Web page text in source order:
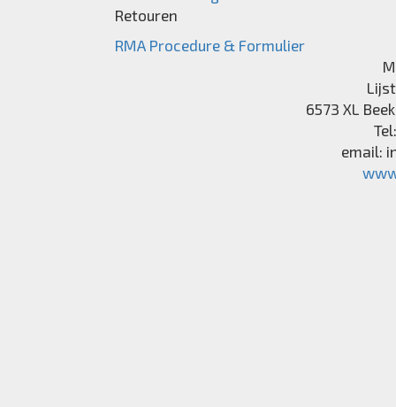
Retouren
RMA Procedure & Formulier
6573 XL
email: